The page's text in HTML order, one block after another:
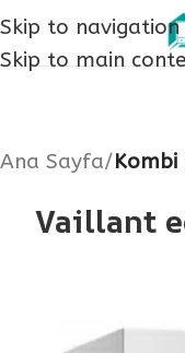
Skip to navigation
Skip to main
Ana Sayfa Kombi
Vaillant